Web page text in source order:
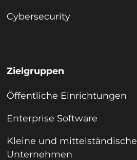
Cybersecurity
Zielgruppen
Öffentliche Einrichtungen
Enterprise Software
Kleine und mittelständische
Unternehmen